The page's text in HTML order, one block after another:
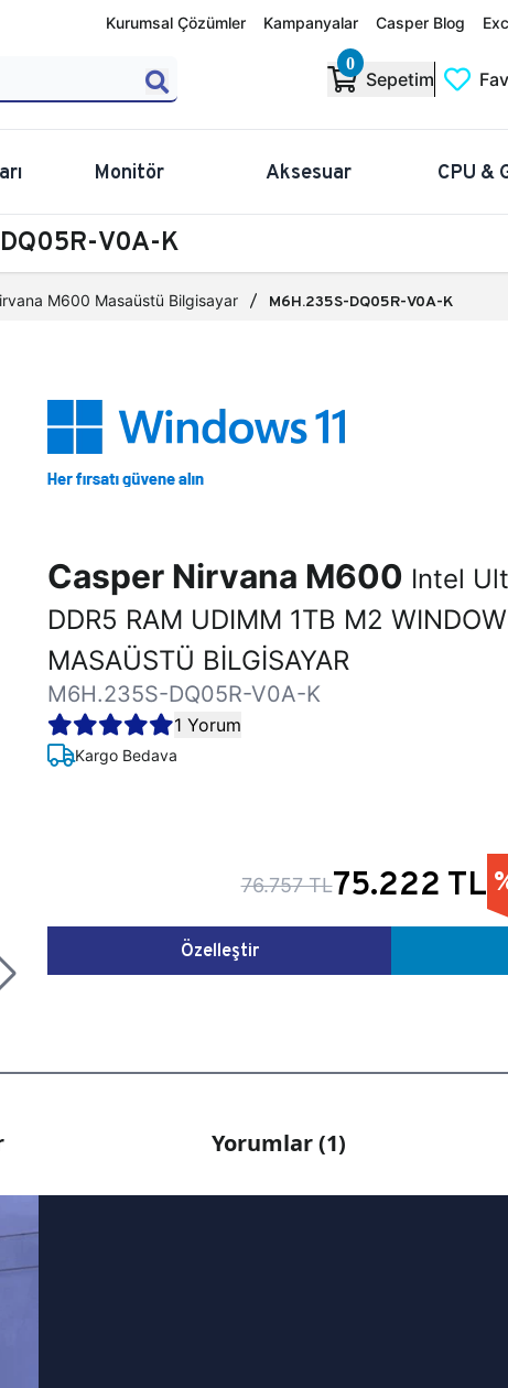
Kurumsal Çözümler Kampanyalar Casper Blog
0
Sepetim
Monitör Aksesuar CPU &
V0A-K
M600 Masaüstü Bilgisayar M6H.235S-DQ05R-V0A-K
Casper Nirvana M600 Intel
DDR5 RAM UDIMM 1TB M2
MASAÜSTÜ BİLGİSAYAR
M6H.235S-DQ05R-V0A-K
1 Yorum
Kargo Bedava
76.757 TL75.222 TL
Özelleştir
Yorumlar (1)